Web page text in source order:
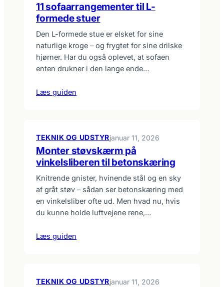
11 sofaarrangementer til L-
formede stuer
Den L-formede stue er elsket for sine
naturlige kroge – og frygtet for sine drilske
hjørner. Har du også oplevet, at sofaen
enten drukner i den lange ende…
Læs guiden
TEKNIK OG UDSTYRjanuar 11, 2026
Monter støvskærm på
vinkelsliberen til betonskæring
Knitrende gnister, hvinende stål og en sky
af gråt støv – sådan ser betonskæring med
en vinkelsliber ofte ud. Men hvad nu, hvis
du kunne holde luftvejene rene,…
Læs guiden
TEKNIK OG UDSTYRjanuar 11, 2026